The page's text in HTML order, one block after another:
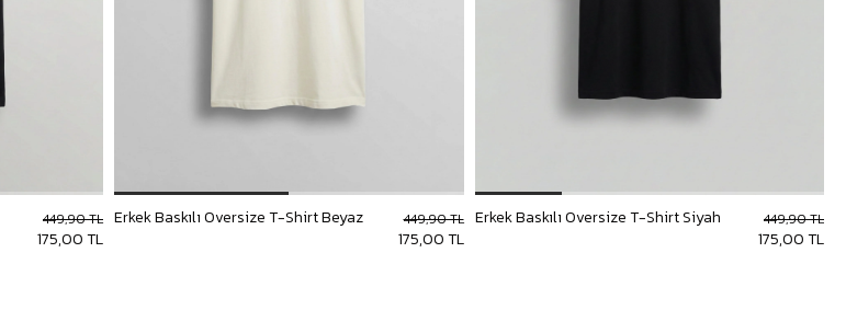
175,00 TL
449,90 TL Erkek Baskılı Oversize T-Shirt Beyaz
175,00 TL
449,90 TL Erkek Baskılı Oversize T-Shirt Siyah
175,00 TL
449,90 TL